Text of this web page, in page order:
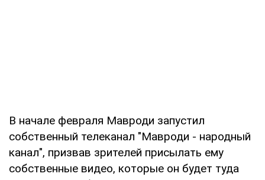
В начале февраля Мавроди запустил
собственный телеканал "Мавроди - народный
канал", призвав зрителей присылать ему
собственные видео, которые он будет туда